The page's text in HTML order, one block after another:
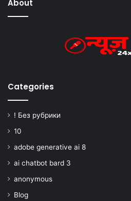
About
Categories
! Без рубрики
10
adobe generative ai 8
ai chatbot bard 3
anonymous
Blog